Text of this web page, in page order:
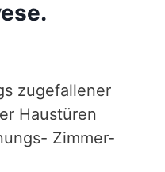
zugefallener
Haustüren
Zimmer-